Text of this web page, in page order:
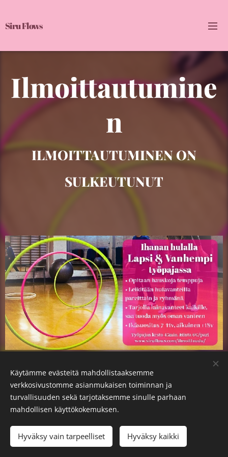
Siru Flows
Ilmoittautumine
n
ILMOITTAUTUMINEN ON
SULKEUTUNUT
Kotisivua pyörittelee Siru Flows
LuotuWebnodella Evästeet
Käytämme evästeitä mahdollistaaksemme
verkkosivustomme asianmukaisen toiminnan ja
turvallisuuden sekä tarjotaksemme sinulle parhaan
mahdollisen käyttökokemuksen.
Hyväksy vain tarpeelliset Hyväksy kaikki